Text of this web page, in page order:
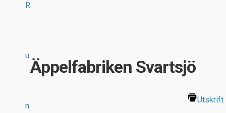
R
u
n
Äppelfabriken Svartsjö
Utskrift